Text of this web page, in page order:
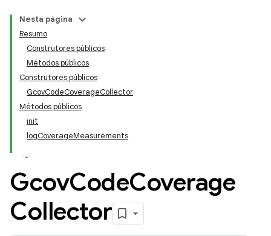
Nesta página
Resumo
Construtores públicos
Métodos públicos
Construtores públicos
GcovCodeCoverageCollector
Métodos públicos
init
logCoverageMeasurements
GcovCodeCoverage
Collector